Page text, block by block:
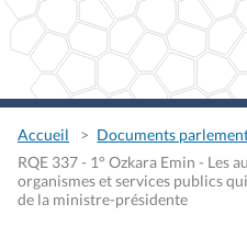
Accueil
Documents
RQE 337 - 1° Ozkara Emin - Les
organismes et services publics
de la ministre-présidente